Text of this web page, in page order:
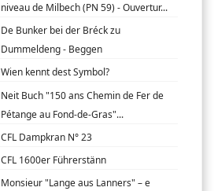
niveau de Milbech (PN 59) - Ouvertur...
De Bunker bei der Bréck zu
Dummeldeng - Beggen
Wien kennt dest Symbol?
Neit Buch "150 ans Chemin de Fer de
Pétange au Fond-de-Gras"...
CFL Dampkran N° 23
CFL 1600er Führerstänn
Monsieur "Lange aus Lanners" – e